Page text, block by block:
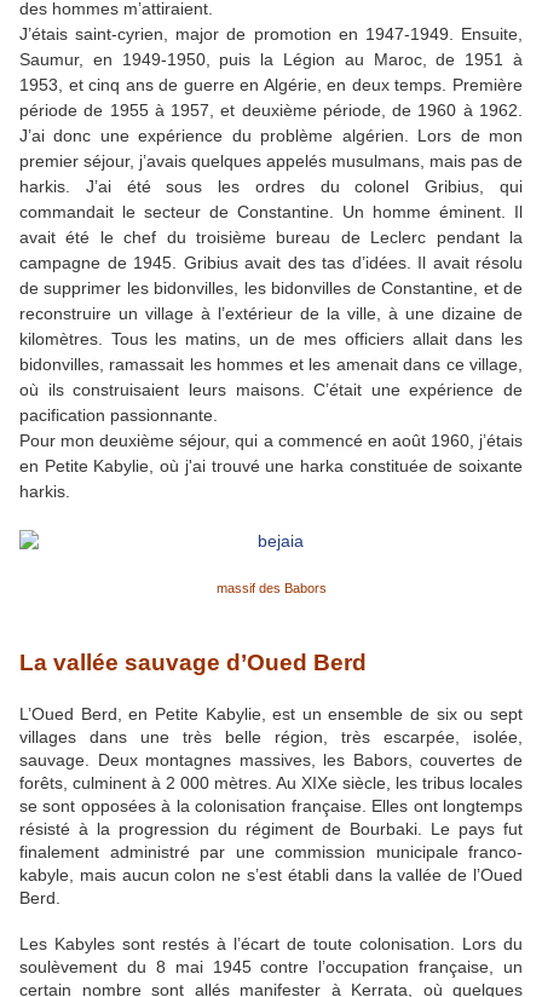
des hommes m’attiraient.
J’étais saint-cyrien, major de promotion en 1947-1949. Ensuite,
Saumur, en 1949-1950, puis la Légion au Maroc, de 1951 à
1953, et cinq ans de guerre en Algérie, en deux temps. Première
période de 1955 à 1957, et deuxième période, de 1960 à 1962.
J’ai donc une expérience du problème algérien. Lors de mon
premier séjour, j’avais quelques appelés musulmans, mais pas de
harkis. J’ai été sous les ordres du colonel Gribius, qui
commandait le secteur de Constantine. Un homme éminent. Il
avait été le chef du troisième bureau de Leclerc pendant la
campagne de 1945. Gribius avait des tas d’idées. Il avait résolu
de supprimer les bidonvilles, les bidonvilles de Constantine, et de
reconstruire un village à l’extérieur de la ville, à une dizaine de
kilomètres. Tous les matins, un de mes officiers allait dans les
bidonvilles, ramassait les hommes et les amenait dans ce village,
où ils construisaient leurs maisons. C’était une expérience de
pacification passionnante.
Pour mon deuxième séjour, qui a commencé en août 1960, j’étais
en Petite Kabylie, où j'ai trouvé une harka constituée de soixante
harkis.
massif des Babors
La vallée sauvage d’Oued Berd
L’Oued Berd, en Petite Kabylie, est un ensemble de six ou sept
villages dans une très belle région, très escarpée, isolée,
sauvage. Deux montagnes massives, les Babors, couvertes de
forêts, culminent à 2 000 mètres. Au XIXe siècle, les tribus locales
se sont opposées à la colonisation française. Elles ont longtemps
résisté à la progression du régiment de Bourbaki. Le pays fut
finalement administré par une commission municipale franco-
kabyle, mais aucun colon ne s’est établi dans la vallée de l’Oued
Berd.
Les Kabyles sont restés à l’écart de toute colonisation. Lors du
soulèvement du 8 mai 1945 contre l’occupation française, un
certain nombre sont allés manifester à Kerrata, où quelques